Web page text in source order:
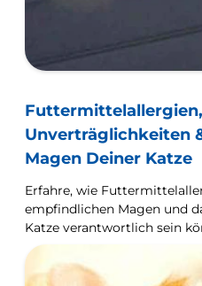
Futtermittelallergien,
Unverträglichkeiten
Magen Deiner Katze
Erfahre, wie
empfindlichen Magen und
Katze verantwortlich sein
hypoallergenes